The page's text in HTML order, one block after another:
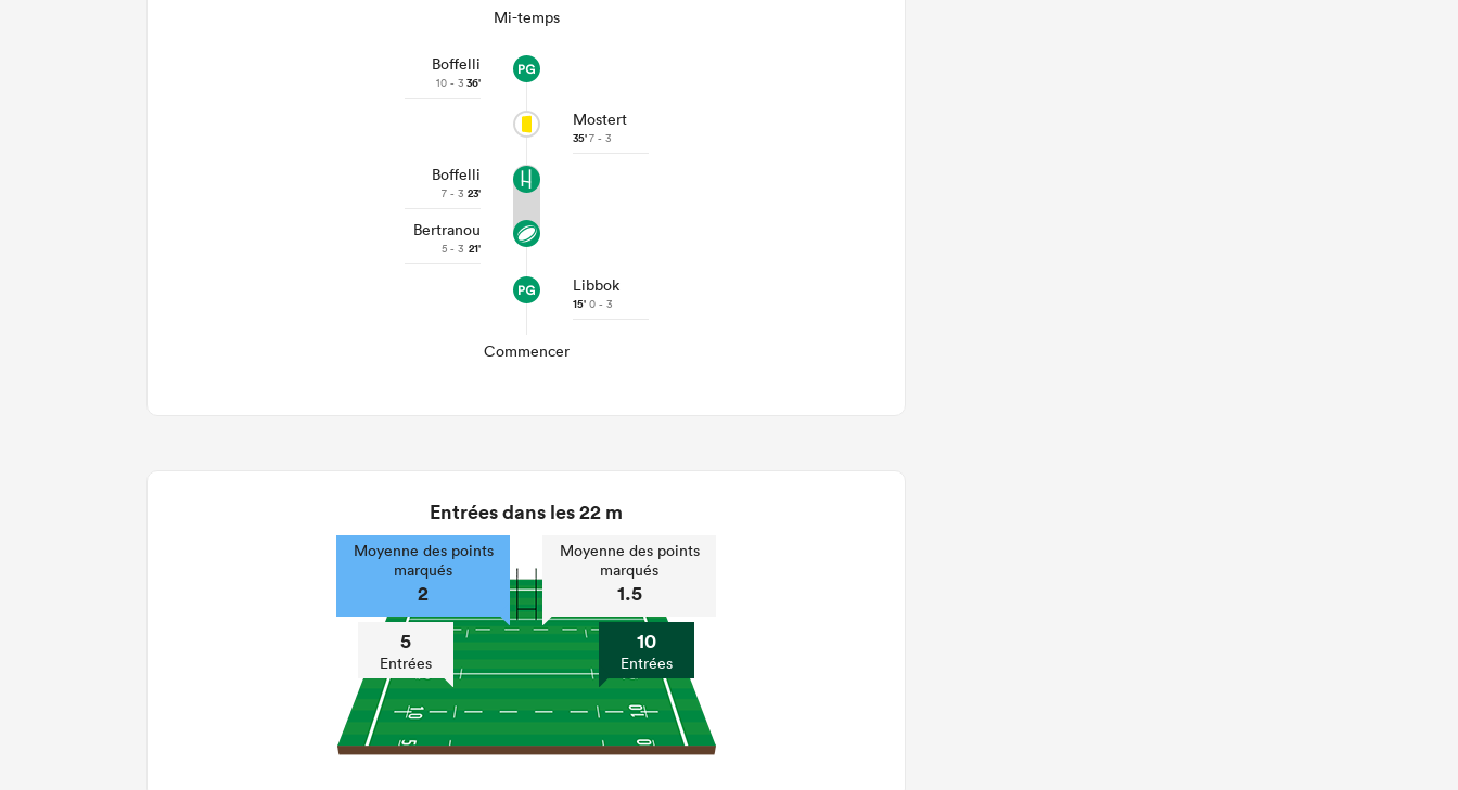
Mi-temps
Boffelli
10 - 3 36'
Mostert
35'7 - 3
Boffelli
7 - 3 23'
Bertranou
5 - 3 21'
Libbok
15' 0 - 3
Commencer
Entrées dans les 22 m
Moyenne des points
marqués
2
5
Entrées
Moyenne des points
marqués
1.5
10
Entrées